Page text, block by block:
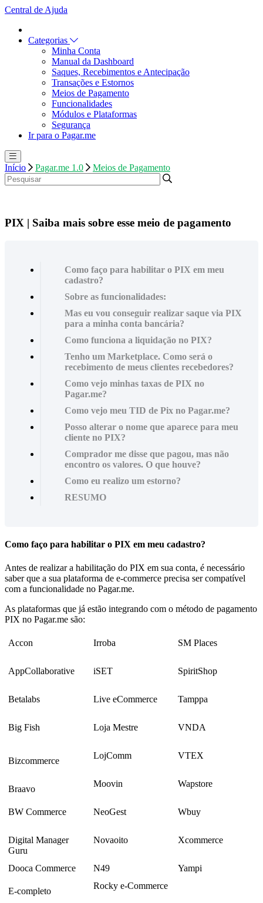
Central de Ajuda
Categorias
Minha Conta
Manual da Dashboard
Saques, Recebimentos e Antecipação
Transações e Estornos
Meios de Pagamento
Funcionalidades
Módulos e Plataformas
Segurança
Ir para o Pagar.me
Início Pagar.me 1.0 Meios de Pagamento
PIX | Saiba mais sobre esse meio de pagamento
Como faço para habilitar o PIX em meu
cadastro?
Sobre as funcionalidades:
Mas eu vou conseguir realizar saque via PIX
para a minha conta bancária?
Como funciona a liquidação no PIX?
Tenho um Marketplace. Como será o
recebimento de meus clientes recebedores?
Como vejo minhas taxas de PIX no
Pagar.me?
Como vejo meu TID de Pix no Pagar.me?
Posso alterar o nome que aparece para meu
cliente no PIX?
Comprador me disse que pagou, mas não
encontro os valores. O que houve?
Como eu realizo um estorno?
RESUMO
Como faço para habilitar o PIX em meu cadastro?
Antes de realizar a habilitação do PIX em sua conta, é necessário
saber que a sua plataforma de e-commerce precisa ser compatível
com a funcionalidade no Pagar.me.
As plataformas que já estão integrando com o método de pagamento
PIX no Pagar.me são:
Accon Irroba SM Places
AppCollaborative iSET SpiritShop
Betalabs Live eCommerce Tamppa
Big Fish Loja Mestre VNDA
Bizcommerce
LojComm VTEX
Braavo
Moovin Wapstore
BW Commerce NeoGest Wbuy
Digital Manager
Guru
Novaoito Xcommerce
Dooca Commerce N49 Yampi
E-completo
Rocky e-Commerce